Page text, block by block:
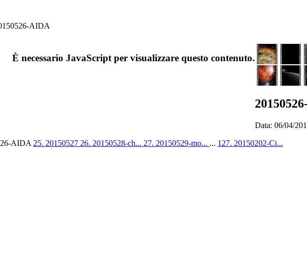
AIDA
È necessario JavaScript per visualizzare questo contenuto.
Data: 06/04/
AIDA25. 20150527 26. 20150528-ch... 27. 20150529-mo... ... 127. 20150202-Ci...